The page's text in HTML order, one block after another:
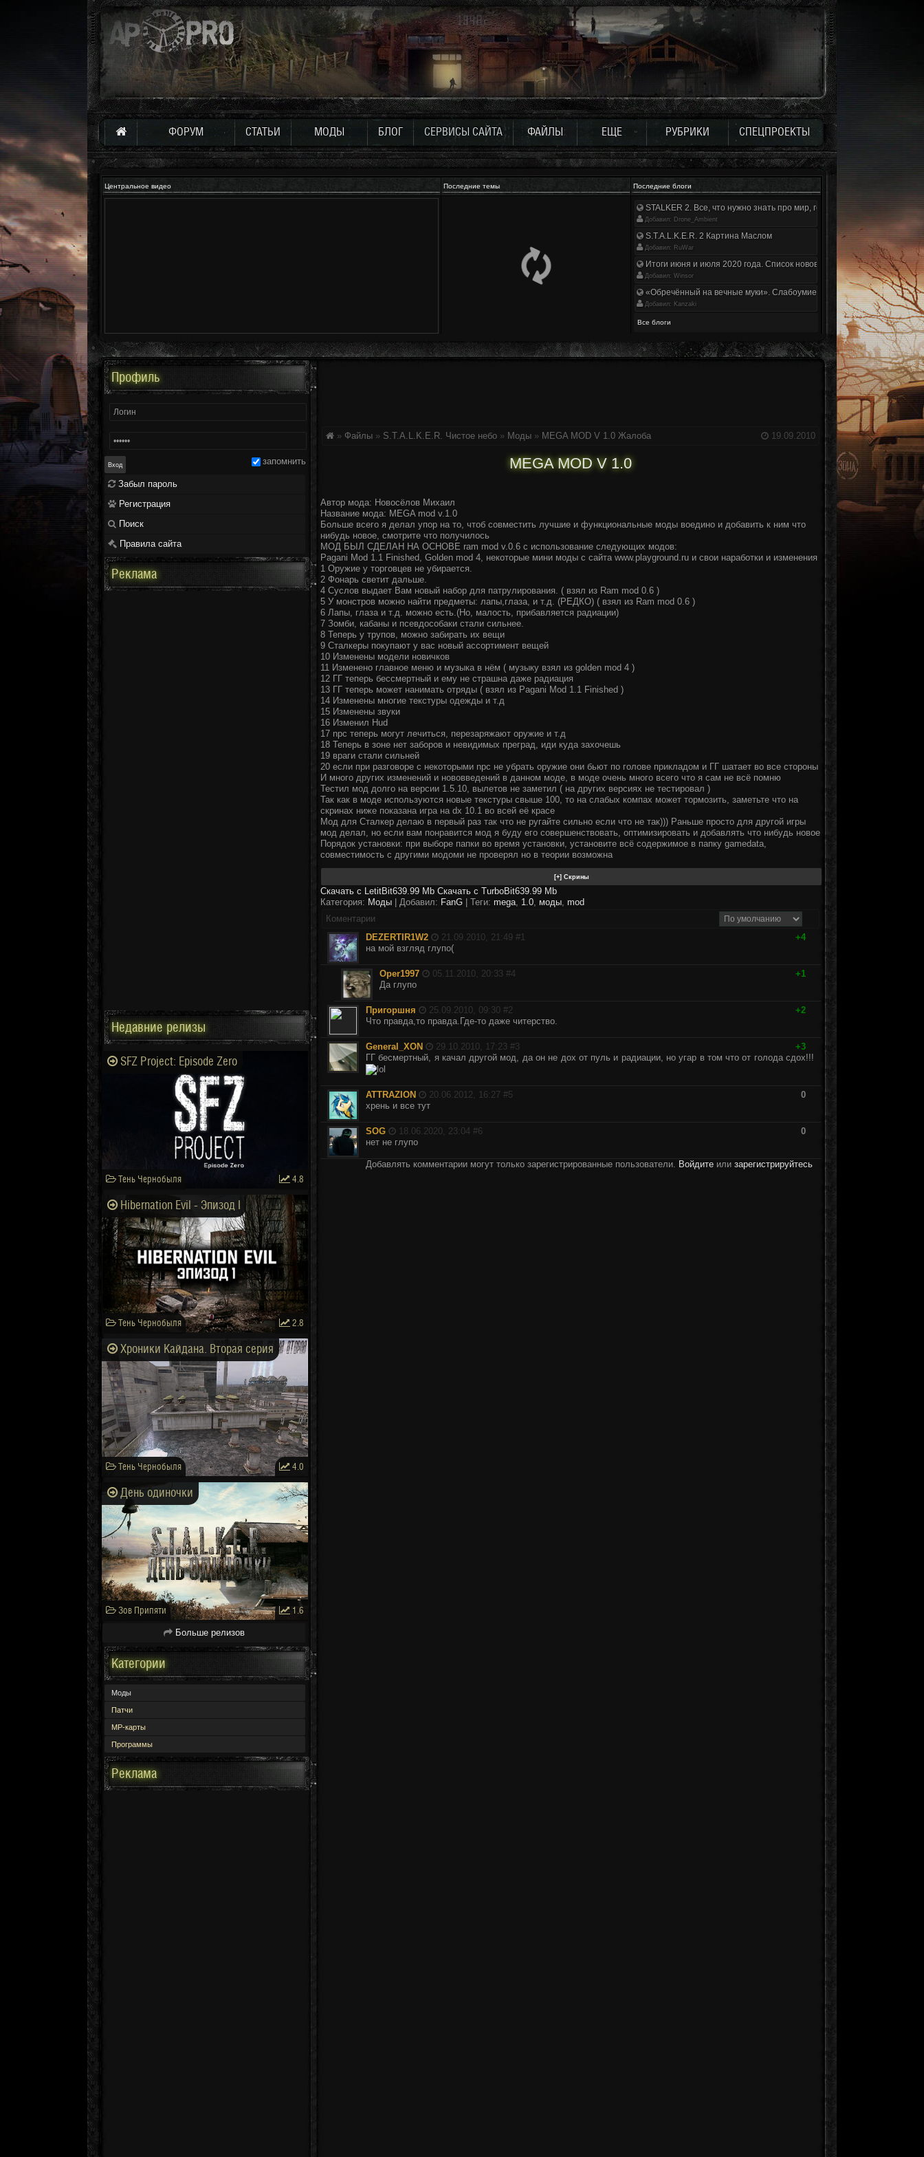
ФОРУМ СТАТЬИ МОДЫ БЛОГ СЕРВИСЫ САЙТА ФАЙЛЫ ЕЩЕ РУБРИКИ СПЕЦПРОЕКТЫ
Центральное видео Последние темы Последние блоги
STALKER 2. Все, что нужно знать про мир, геймплей и сюжет | Разбор
Добавил: Drone_Ambient
S.T.A.L.K.E.R. 2 Картина Маслом
Добавил: RuWar
Итоги июня и июля 2020 года. Список нововведений
Добавил: Winsor
«Обречённый на вечные муки». Слабоумие и отвага
Добавил: Kanzaki
Все блоги
19.09.2010
» Файлы » S.T.A.L.K.E.R. Чистое небо » Моды » MEGA MOD V 1.0 Жалоба
MEGA MOD V 1.0
Автор мода: Новосёлов Михаил
Название мода: MEGA mod v.1.0
Больше всего я делал упор на то, чтоб совместить лучшие и функциональные моды воедино и добавить к ним что
нибудь новое, смотрите что получилось
МОД БЫЛ СДЕЛАН НА ОСНОВЕ ram mod v.0.6 с использование следующих модов:
Pagani Mod 1.1 Finished, Golden mod 4, некоторые мини моды с сайта www.playground.ru и свои наработки и изменения
1 Оружие у торговцев не убирается.
2 Фонарь светит дальше.
4 Суслов выдает Вам новый набор для патрулирования. ( взял из Ram mod 0.6 )
5 У монстров можно найти предметы: лапы,глаза, и т.д. (РЕДКО) ( взял из Ram mod 0.6 )
6 Лапы, глаза и т.д. можно есть.(Но, малость, прибавляется радиации)
7 Зомби, кабаны и псевдособаки стали сильнее.
8 Теперь у трупов, можно забирать их вещи
9 Сталкеры покупают у вас новый ассортимент вещей
10 Изменены модели новичков
11 Изменено главное меню и музыка в нём ( музыку взял из golden mod 4 )
12 ГГ теперь бессмертный и ему не страшна даже радиация
13 ГГ теперь может нанимать отряды ( взял из Pagani Mod 1.1 Finished )
14 Изменены многие текстуры одежды и т.д
15 Изменены звуки
16 Изменил Hud
17 npc теперь могут лечиться, перезаряжают оружие и т.д
18 Теперь в зоне нет заборов и невидимых преград, иди куда захочешь
19 враги стали сильней
20 если при разговоре с некоторыми npc не убрать оружие они бьют по голове прикладом и ГГ шатает во все стороны
И много других изменений и нововведений в данном моде, в моде очень много всего что я сам не всё помню
Тестил мод долго на версии 1.5.10, вылетов не заметил ( на других версиях не тестировал )
Так как в моде используются новые текстуры свыше 100, то на слабых компах может тормозить, заметьте что на
скринах ниже показана игра на dx 10.1 во всей её красе
Мод для Сталкер делаю в первый раз так что не ругайте сильно если что не так))) Раньше просто для другой игры
мод делал, но если вам понравится мод я буду его совершенствовать, оптимизировать и добавлять что нибудь новое
Порядок установки: при выборе папки во время установки, установите всё содержимое в папку gamedata,
совместимость с другими модоми не проверял но в теории возможна
Скачать с LetitBit639.99 Mb Скачать с TurboBit639.99 Mb
Категория: Моды | Добавил: FanG Теги: mega, 1.0, моды, mod
Коментарии
DEZERTIR1W2
21.09.2010, 21:49 #1
+4
на мой взгляд глупо(
Oper1997 05.11.2010, 20:33 #4
+1
Да глупо
Пригоршня 25.09.2010, 09:30 #2
+2
Что правда,то правда.Где-то даже читерство.
General_XON 29.10.2010, 17:23 #3
+3
ГГ бесмертный, я качал другой мод, да он не дох от пуль и радиации, но угар в том что от голода сдох!!!
ATTRAZION 20.06.2012, 16:27 #5
0
хрень и все тут
SOG 18.06.2020, 23:04 #6
0
нет не глупо
Добавлять комментарии могут только зарегистрированные пользователи. Войдите или зарегистрируйтесь
Профиль
запомнить
Забыл пароль
Регистрация
Поиск
Правила сайта
Реклама
Недавние релизы
SFZ Project: Episode Zero
Тень Чернобыля 4.8
Hibernation Evil - Эпизод I
Тень Чернобыля 2.8
Хроники Кайдана. Вторая серия
Тень Чернобыля 4.0
День одиночки
Зов Припяти 1.6
Больше релизов
Категории
Моды
Патчи
МР-карты
Программы
Реклама